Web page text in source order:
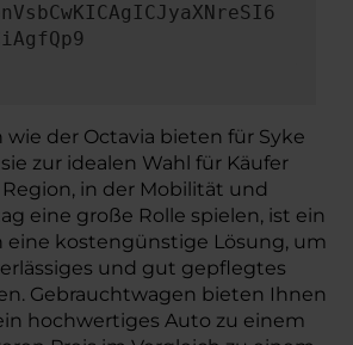
der Octavia bieten für Syke
zur idealen Wahl für Käufer
in der Mobilität und
eine große Rolle spielen, ist ein
eine kostengünstige Lösung, um
und gut gepflegtes
Gebrauchtwagen bieten Ihnen
hochwertiges Auto zu einem